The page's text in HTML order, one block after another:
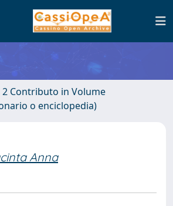
2 Contributo in Volume
o enciclopedia)
Anna